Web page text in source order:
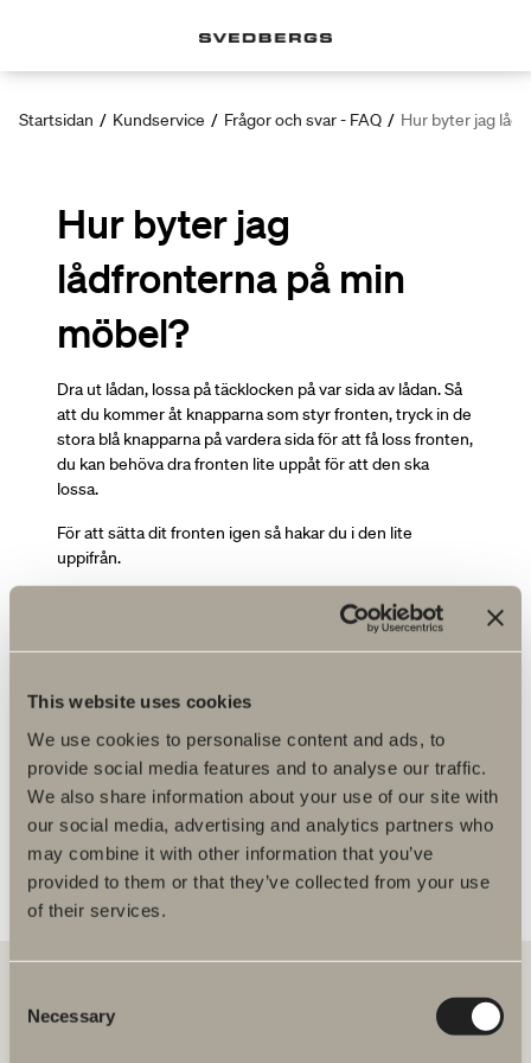
This website uses cookies
We use cookies to personalise content and ads, to
provide social media features and to analyse our traffic.
We also share information about your use of our site with
our social media, advertising and analytics partners who
may combine it with other information that you’ve
provided to them or that they’ve collected from your use
of their services.
Selection
Necessary
Startsidan / Kundservice / Frågor och svar - FAQ / Hur byter jag
Hur byter jag
lådfronterna på min
möbel?
Dra ut lådan, lossa på täcklocken på var sida av lådan. Så
att du kommer åt knapparna som styr fronten, tryck in de
stora blå knapparna på vardera sida för att få loss fronten,
du kan behöva dra fronten lite uppåt för att den ska
lossa.
För att sätta dit fronten igen så hakar du i den lite
uppifrån.
Du kanske är intresserad av
Hur lossar jag lådorna för att rensa avloppet?
Vad är färgkoden på min möbel?
Var hittar jag monteringanvisningar och
kortlingsmått till era möbler?
Är det förborrat i mina lådfronter för handtag?
Hos oss hittar du allt för hela badrummet. Från badrumsmöbler,